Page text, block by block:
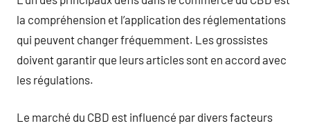
la compréhension et l’application des réglementations
qui peuvent changer fréquemment. Les grossistes
doivent garantir que leurs articles sont en accord avec
les régulations.
Le marché du CBD est influencé par divers facteurs